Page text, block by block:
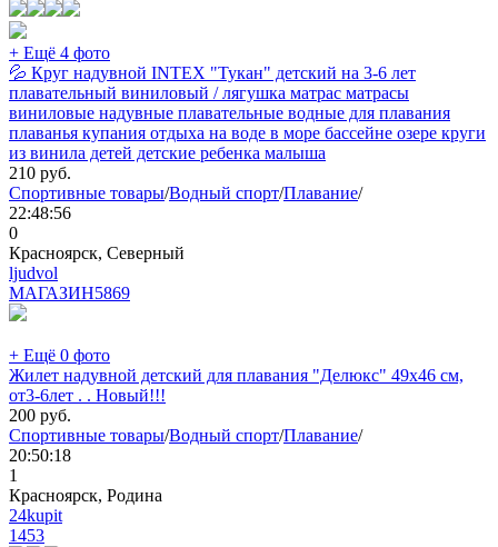
+ Ещё 4 фото
💦 Круг надувной INTEX "Тукан" детский на 3-6 лет
плавательный виниловый / лягушка матрас матрасы
виниловые надувные плавательные водные для плавания
плаванья купания отдыха на воде в море бассейне озере круги
из винила детей детские ребенка малыша
210 руб.
Спортивные товары/Водный спорт/Плавание/
22:48:56
0
Красноярск, Северный
ljudvol
МАГАЗИН5869
+ Ещё 0 фото
Жилет надувной детский для плавания "Делюкс" 49х46 см,
от3-6лет . . Новый!!!
200 руб.
Спортивные товары/Водный спорт/Плавание/
20:50:18
1
Красноярск, Родина
24kupit
1453